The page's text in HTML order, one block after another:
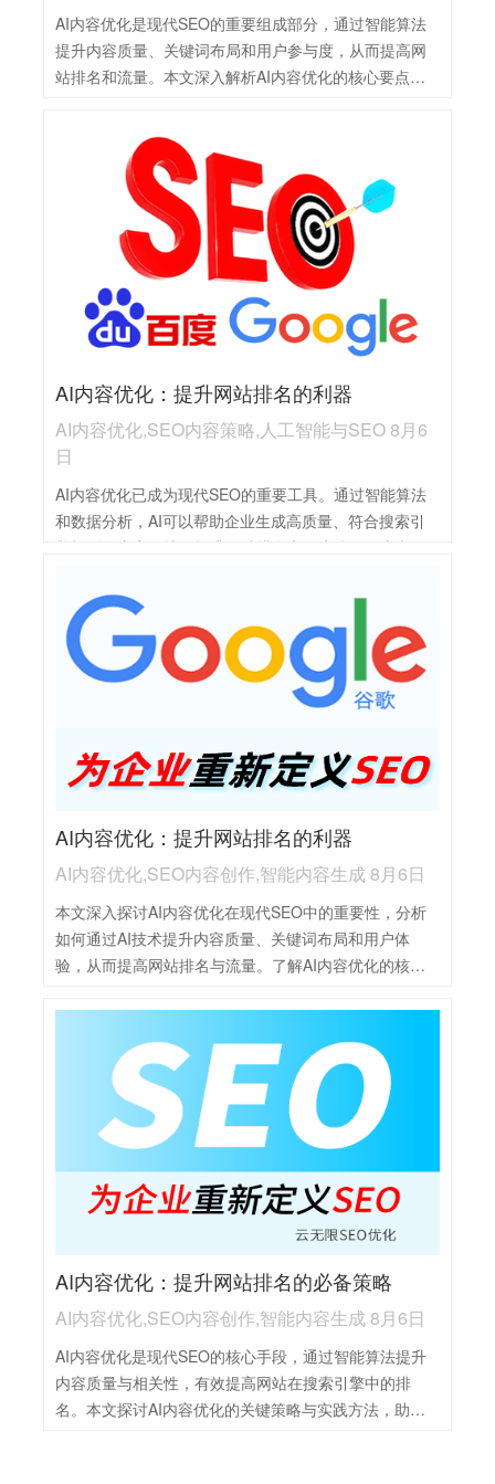
AI内容优化是现代SEO的重要组成部分，通过智能算法
提升内容质量、关键词布局和用户参与度，从而提高网
站排名和流量。本文深入解析AI内容优化的核心要点与
AI内容优化：提升网站排名的利器
AI内容优化,SEO内容策略,人工智能与SEO 8月6
日
AI内容优化已成为现代SEO的重要工具。通过智能算法
和数据分析，AI可以帮助企业生成高质量、符合搜索引
擎规则的内容，从而提升网站排名和用户体验。本文深
AI内容优化：提升网站排名的利器
AI内容优化,SEO内容创作,智能内容生成 8月6日
本文深入探讨AI内容优化在现代SEO中的重要性，分析
如何通过AI技术提升内容质量、关键词布局和用户体
验，从而提高网站排名与流量。了解AI内容优化的核心
AI内容优化：提升网站排名的必备策略
AI内容优化,SEO内容创作,智能内容生成 8月6日
AI内容优化是现代SEO的核心手段，通过智能算法提升
内容质量与相关性，有效提高网站在搜索引擎中的排
名。本文探讨AI内容优化的关键策略与实践方法，助力